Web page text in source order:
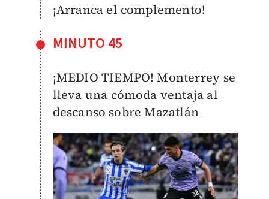
¡Arranca el complemento!
MINUTO 45
¡MEDIO TIEMPO! Monterrey se
lleva una cómoda ventaja al
descanso sobre Mazatlán